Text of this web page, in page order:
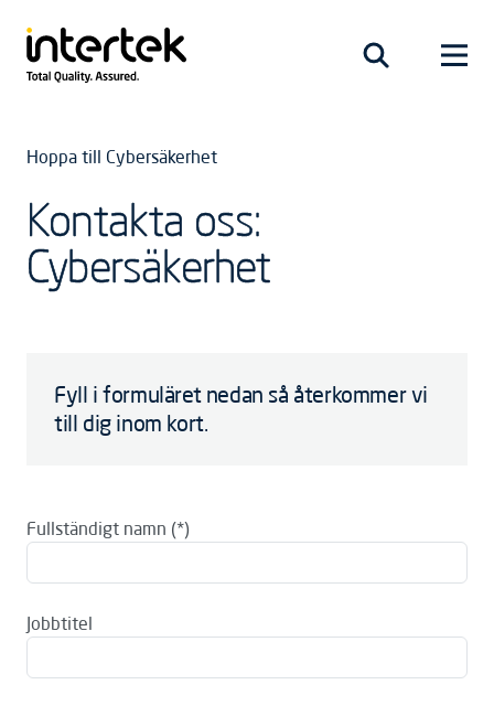
Hoppa till Cybersäkerhet
Kontakta oss:
Cybersäkerhet
Fyll i formuläret nedan så återkommer vi
till dig inom kort.
Fullständigt namn
Jobbtitel